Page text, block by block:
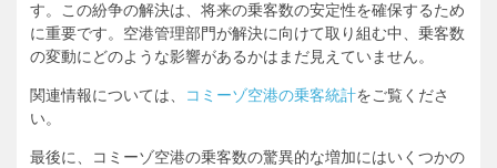
す。この紛争の解決は、将来の乗客数の安定性を確保するため
に重要です。空港管理部門が解決に向けて取り組む中、乗客数
の変動にどのような影響があるかはまだ見えていません。
関連情報については、 コミーゾ空港の乗客統計をご覧くださ
い。
最後に、コミーゾ空港の乗客数の驚異的な増加にはいくつかの